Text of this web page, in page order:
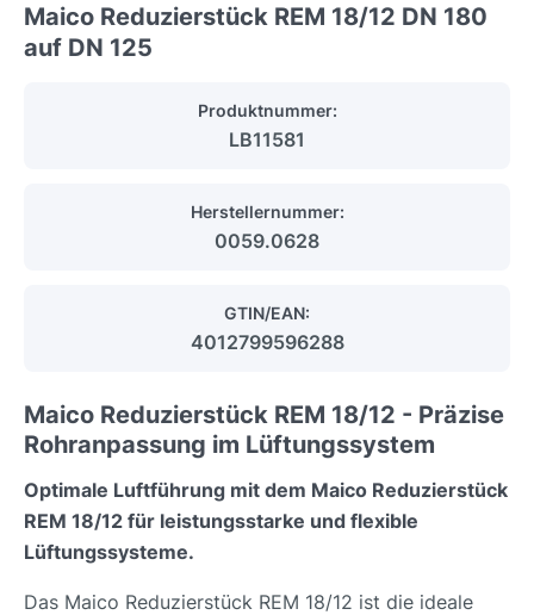
Maico Reduzierstück REM 18/12 DN 180
auf DN 125
Produktnummer:
LB11581
Herstellernummer:
0059.0628
GTIN/EAN:
4012799596288
Maico Reduzierstück REM 18/12 - Präzise
Rohranpassung im Lüftungssystem
Optimale Luftführung mit dem Maico Reduzierstück
REM 18/12 für leistungsstarke und flexible
Lüftungssysteme.
Das Maico Reduzierstück REM 18/12 ist die ideale